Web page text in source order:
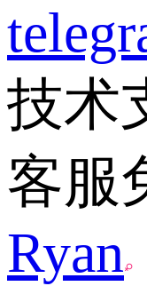
技术
客服
Ryan